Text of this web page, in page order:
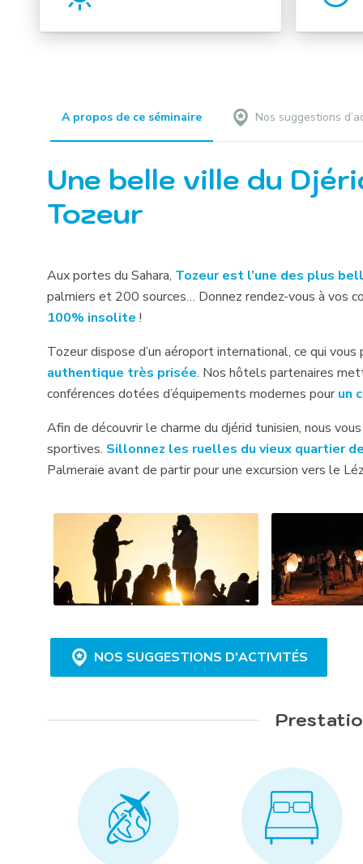
A propos de ce séminaire Nos suggestions
Une belle ville du
Tozeur
Aux portes du Sahara, Tozeur est l’une des plus
palmiers et 200 sources… Donnez rendez-vous à vos
100% insolite !
Tozeur dispose d’un aéroport international, ce qui
authentique très prisée. Nos hôtels partenaires
conférences dotées d’équipements modernes pour un
Afin de découvrir le charme du djérid tunisien, nous
sportives. Sillonnez les ruelles du vieux quartier
Palmeraie avant de partir pour une excursion vers le
NOS SUGGESTIONS D'ACTIVITÉS
Rando 4×4 :